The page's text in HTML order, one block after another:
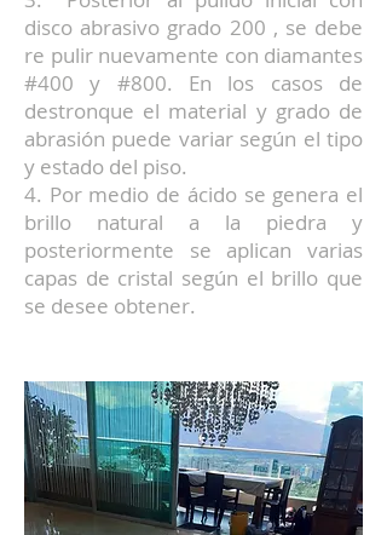
disco abrasivo grado 200 , se debe
re pulir nuevamente con diamantes
#400 y #800. En los casos de
destronque el material y grado de
abrasión puede variar según el tipo
y estado del piso.
4. Por medio de ácido se genera el
brillo natural a la piedra y
posteriormente se aplican varias
capas de cristal según el brillo que
se desee obtener.